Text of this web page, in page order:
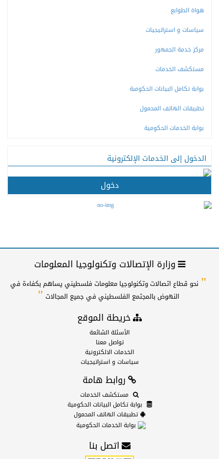
هواة الطوابع
سياسات و استراتيجيات
مركز خدمة الجمهور
مستكشف الخدمات
بوابة تكامل البيانات الحكومبة
تطبيقات الهاتف المحمول
بوابة الخدمات الحكومية
الدخول إلى الخدمات الإلكترونية
دخول
وزارة الإتصالات وتكنولوجيا المعلومات
" نحو قطاع اتصالات وتكنولوجيا معلومات فلسطيني يساهم بكفاءة في
النهوض بالمجتمع الفلسطيني في جميع المجالات"
خريطة الموقع
الأسئلة الشائعة
تواصل معنا
الخدمات الالكترونية
سياسات و استراتيجيات
روابط هامة
مستكشف الخدمات
بوابة تكامل البيانات الحكومية
تطبيقات الهاتف المحمول
بوابة الخدمات الحكومية
اتصل بنا